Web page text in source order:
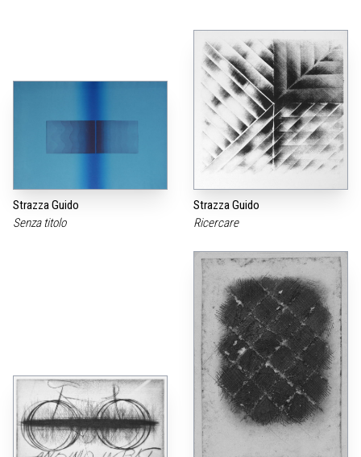
Strazza Guido
Senza titolo
Strazza Guido
Ricercare